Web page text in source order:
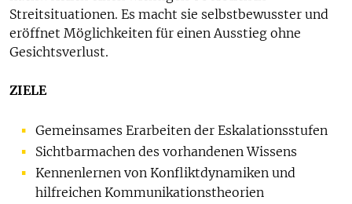
Streitsituationen. Es macht sie selbstbewusster und
eröffnet Möglichkeiten für einen Ausstieg ohne
Gesichtsverlust.
ZIELE
Gemeinsames Erarbeiten der Eskalationsstufen
Sichtbarmachen des vorhandenen Wissens
Kennenlernen von Konfliktdynamiken und
hilfreichen Kommunikationstheorien